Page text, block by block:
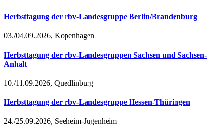
Herbsttagung der rbv-Landesgruppe Berlin/Brandenburg
03./04.09.2026, Kopenhagen
Herbsttagung der rbv-Landesgruppen Sachsen und Sachsen-
Anhalt
10./11.09.2026, Quedlinburg
Herbsttagung der rbv-Landesgruppe Hessen-Thüringen
24./25.09.2026, Seeheim-Jugenheim